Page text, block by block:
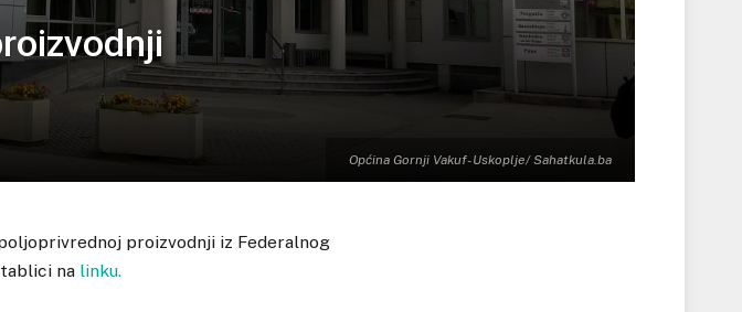
Općina Gornji Vakuf- Uskoplje/ Sahatkula.ba
proizvodnji iz Federalnog
na linku.